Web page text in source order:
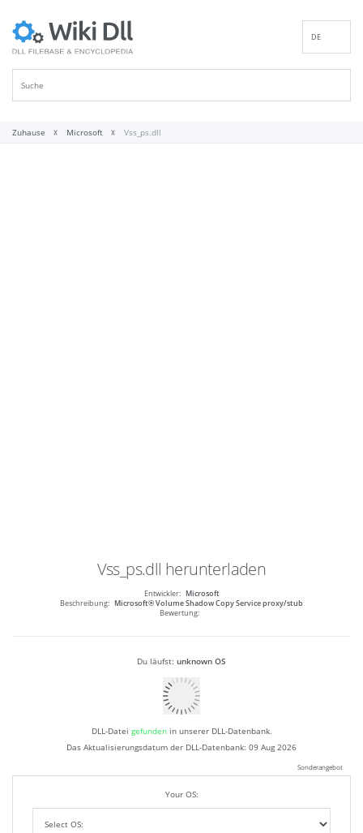
DE
Zuhause Microsoft Vss_ps.dll
Vss_ps.dll herunterladen
Entwickler: Microsoft
Beschreibung: Microsoft® Volume Shadow Copy Service proxy/stub
Bewertung:
Du läufst: unknown OS
DLL-Datei gefunden in unserer DLL-Datenbank.
Das Aktualisierungsdatum der DLL-Datenbank: 09 Aug 2026
Sonderangebot
Your OS: